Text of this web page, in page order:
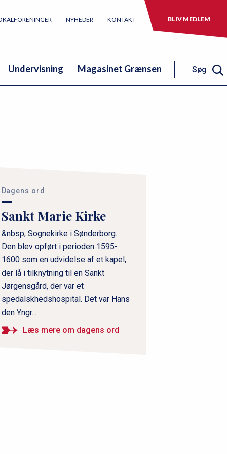
NYHEDER KONTAKT BLIV MEDLEM
Undervisning Magasinet Grænsen Søg
Dagens ord
Sankt Marie Kirke
&nbsp; Sognekirke i Sønderborg.
Den blev opført i perioden 1595-
1600 som en udvidelse af et kapel,
der lå i tilknytning til en Sankt
Jørgensgård, der var et
spedalskhedshospital. Det var Hans
den Yngr...
Læs mere om dagens ord